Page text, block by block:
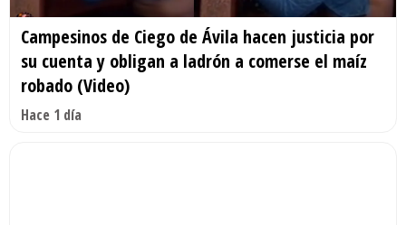
Campesinos de Ciego de Ávila hacen justicia por
su cuenta y obligan a ladrón a comerse el maíz
robado (Video)
Hace 1 día